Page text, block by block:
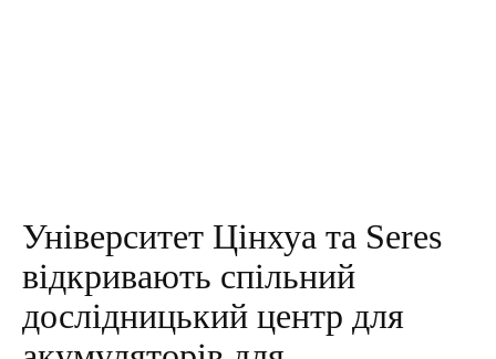
Університет Цінхуа та Seres
відкривають спільний
дослідницький центр для